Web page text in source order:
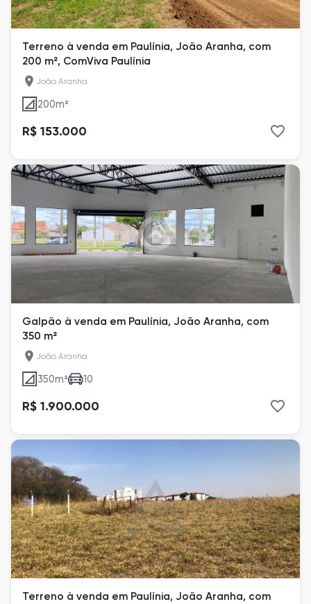
Terreno à venda em Paulínia, João Aranha, com
200 m², ComViva Paulínia
João Aranha
200m²
R$ 153.000
Galpão à venda em Paulínia, João Aranha, com
350 m²
João Aranha
350m² 10
R$ 1.900.000
Terreno à venda em Paulínia, João Aranha, com